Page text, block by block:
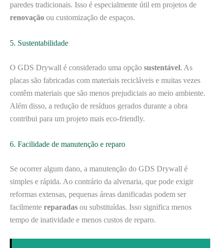
paredes tradicionais. Isso é especialmente útil em projetos de
renovação ou customização de espaços.
5. Sustentabilidade
O GDS Drywall é considerado uma opção sustentável. As
placas são fabricadas com materiais recicláveis e muitas vezes
contêm materiais que são menos prejudiciais ao meio ambiente.
Além disso, a redução de resíduos gerados durante a obra
contribui para um projeto mais eco-friendly.
6. Facilidade de manutenção e reparo
Se ocorrer algum dano, a manutenção do GDS Drywall é
simples e rápida. Ao contrário da alvenaria, que pode exigir
reformas extensas, pequenas áreas danificadas podem ser
facilmente reparadas ou substituídas. Isso significa menos
tempo de inatividade e menos custos de reparo.